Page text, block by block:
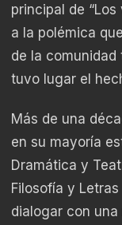
principal de
a la polémica
de la comunidad
tuvo lugar el
Más de una
en su mayoría
Dramática y
Filosofía y
dialogar con